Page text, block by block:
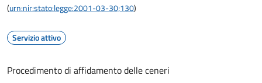
(urn:nir:stato:legge:2001-03-30;130)
Servizio attivo
Procedimento di affidamento delle ceneri